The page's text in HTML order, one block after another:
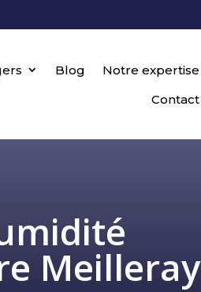
Blog
Notre expertise
Contact
Meilleray